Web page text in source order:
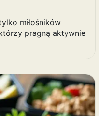
miłośników
pragną aktywnie